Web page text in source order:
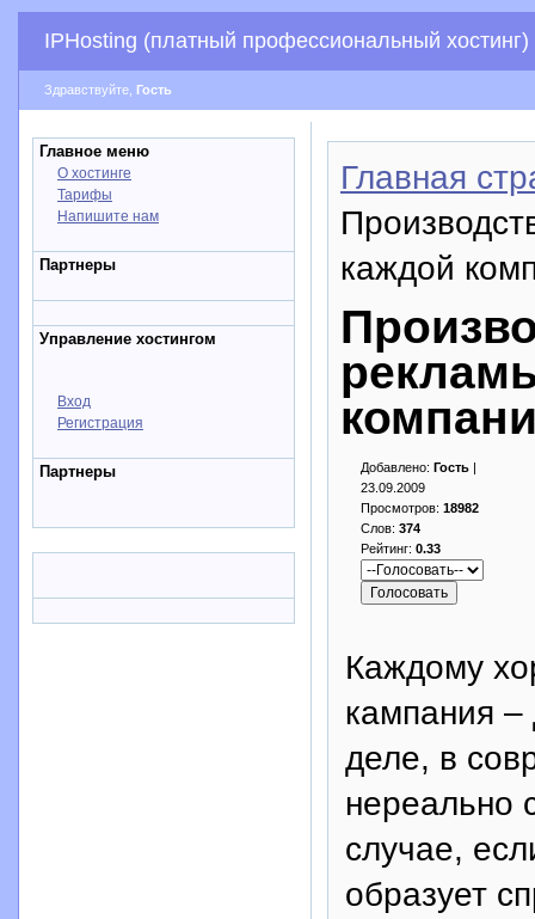
IPHosting (платный профессиональный хостинг)
Здравствуйте, Гость
Главное меню
О хостинге
Тарифы
Напишите нам
Партнеры
Управление хостингом
Вход
Регистрация
Партнеры
Главная
каждой
Добавлено: Гость |
23.09.2009
Просмотров: 18982
Слов: 374
Рейтинг: 0.33
Каждому
кампания –
деле, в
нереально
случае,
образует